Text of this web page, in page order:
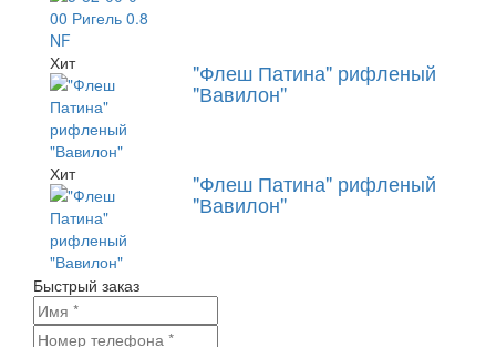
Хит "Флеш Патина" рифленый
"Вавилон"
Хит "Флеш Патина" рифленый
"Вавилон"
Быстрый заказ